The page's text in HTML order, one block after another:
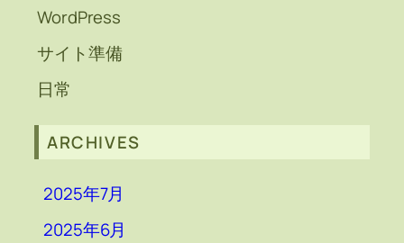
WordPress
サイト準備
日常
ARCHIVES
2025年7月
2025年6月